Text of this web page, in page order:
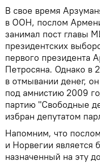
В свое время
в ООН, послом
занимал пост главы
президентских
первого президента
Петросяна. Однако в
в отмывании денег,
под амнистию 2009
партию "Свободные
избран депутатом
Напомним, что
и Норвегии является
назначенный на эту